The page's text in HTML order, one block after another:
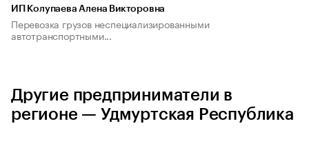
ИП Колупаева Алена Викторовна
Перевозка грузов неспециализированными
автотранспортными...
Другие предприниматели в
регионе — Удмуртская Республика